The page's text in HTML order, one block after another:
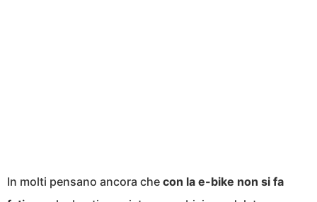
In molti pensano ancora che con la e-bike non si fa